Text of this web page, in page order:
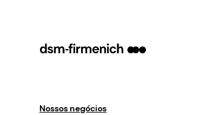
Nossos negócios